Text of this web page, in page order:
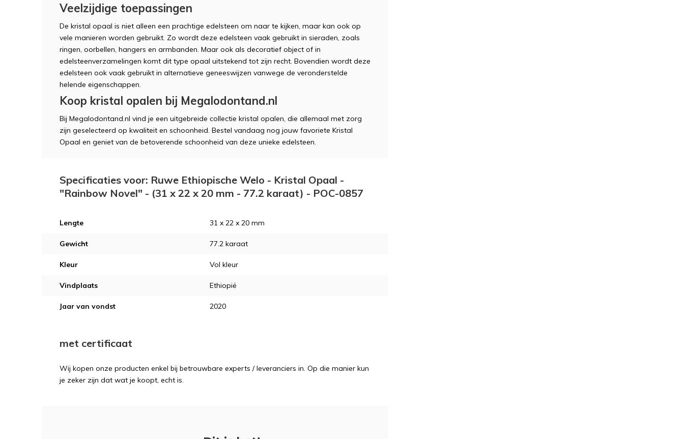
Veelzijdige toepassingen
De kristal opaal is niet alleen een prachtige edelsteen om naar te kijken, maar kan ook op
vele manieren worden gebruikt. Zo wordt deze edelsteen vaak gebruikt in sieraden, zoals
ringen, oorbellen, hangers en armbanden. Maar ook als decoratief object of in
edelsteenverzamelingen komt dit type opaal uitstekend tot zijn recht. Bovendien wordt deze
edelsteen ook vaak gebruikt in alternatieve geneeswijzen vanwege de veronderstelde
helende eigenschappen.
Koop kristal opalen bij Megalodontand.nl
Bij Megalodontand.nl vind je een uitgebreide collectie kristal opalen, die allemaal met zorg
zijn geselecteerd op kwaliteit en schoonheid. Bestel vandaag nog jouw favoriete Kristal
Opaal en geniet van de betoverende schoonheid van deze unieke edelsteen.
Specificaties voor: Ruwe Ethiopische Welo - Kristal Opaal -
"Rainbow Novel" - (31 x 22 x 20 mm - 77.2 karaat) - POC-0857
Lengte 31 x 22 x 20 mm
Gewicht 77.2 karaat
Kleur Vol kleur
Vindplaats Ethiopië
Jaar van vondst 2020
met certificaat
Wij kopen onze producten enkel bij betrouwbare experts / leveranciers in. Op die manier kun
je zeker zijn dat wat je koopt, echt is.